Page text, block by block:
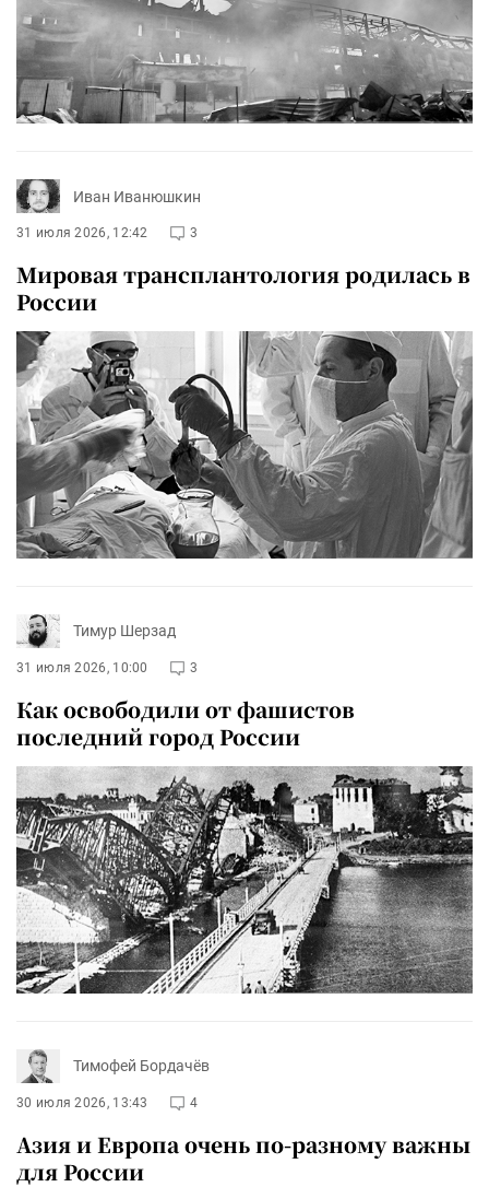
Иван Иванюшкин
31 июля 2026, 12:42 3
Мировая трансплантология родилась в
России
Тимур Шерзад
31 июля 2026, 10:00 3
Как освободили от фашистов
последний город России
Тимофей Бордачёв
30 июля 2026, 13:43 4
Азия и Европа очень по-разному важны
для России